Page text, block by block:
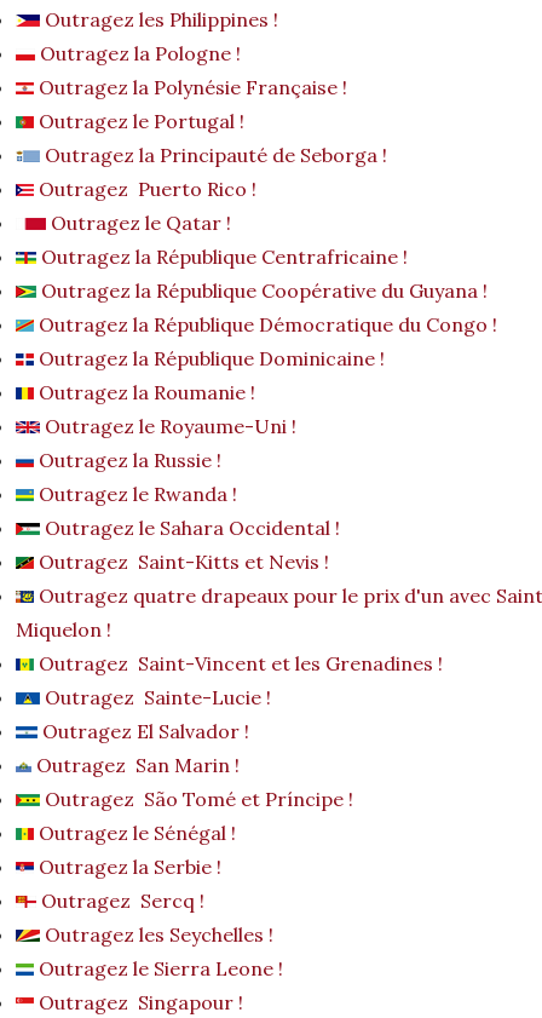
Outragez les Philippines !
Outragez la Pologne !
Outragez la Polynésie Française !
Outragez le Portugal !
Outragez la Principauté de Seborga !
Outragez Puerto Rico !
Outragez le Qatar !
Outragez la République Centrafricaine !
Outragez la République Coopérative du Guyana !
Outragez la République Démocratique du Congo !
Outragez la République Dominicaine !
Outragez la Roumanie !
Outragez le Royaume-Uni !
Outragez la Russie !
Outragez le Rwanda !
Outragez le Sahara Occidental !
Outragez Saint-Kitts et Nevis !
Outragez quatre drapeaux pour le prix d'un avec
Miquelon !
Outragez Saint-Vincent et les Grenadines !
Outragez Sainte-Lucie !
Outragez El Salvador !
Outragez San Marin !
Outragez São Tomé et Príncipe !
Outragez le Sénégal !
Outragez la Serbie !
Outragez Sercq !
Outragez les Seychelles !
Outragez le Sierra Leone !
Outragez Singapour !